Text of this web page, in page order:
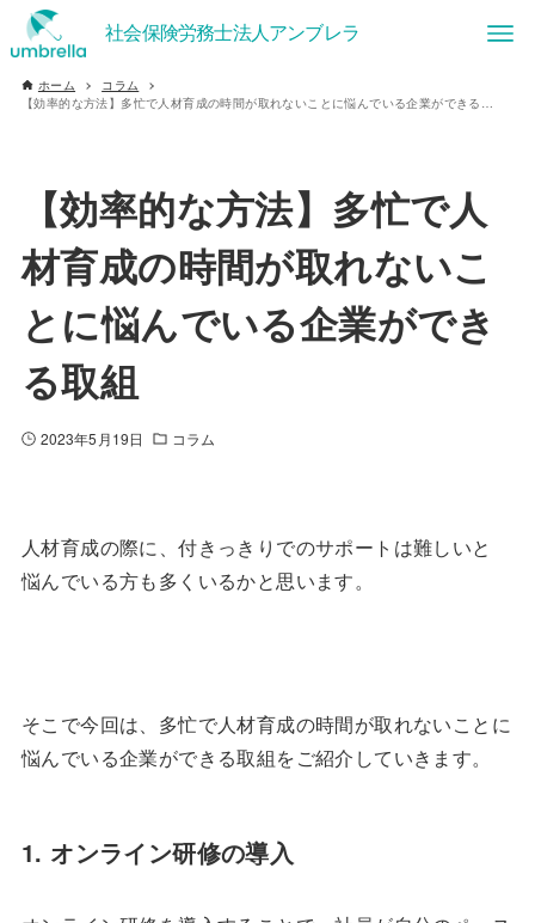
ホーム
コラム
【効率的な方法】多忙で人材育成の時間が取れないことに悩んでいる企業ができる取組
【効率的な方法】多忙で人
材育成の時間が取れないこ
とに悩んでいる企業ができ
る取組
2023年5月19日 コラム
人材育成の際に、付きっきりでのサポートは難しいと
悩んでいる方も多くいるかと思います。
そこで今回は、多忙で人材育成の時間が取れないことに
悩んでいる企業ができる取組をご紹介していきます。
1. オンライン研修の導入